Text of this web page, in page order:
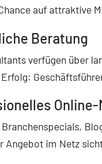
auf attraktive
Beratung
verfügen über
Angebot im Netz